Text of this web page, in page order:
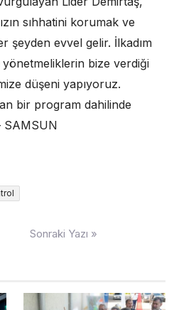
sıhhatini korumak ve
şeyden evvel gelir. İlkadım
bize verdiği
düşeni yapıyoruz.
bir program dahilinde
SAMSUN
Sonraki Yazı »